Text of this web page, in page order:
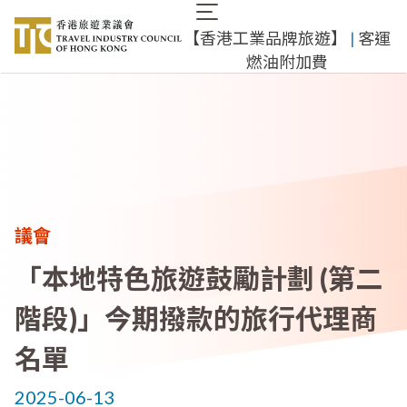
內
Main
navigation
​【香港工業品牌旅遊】 ​ | 客運
燃油附加費
議會
「本地特色旅遊鼓勵計劃 (第二
階段)」今期撥款的旅行代理商
名單
2025-06-13